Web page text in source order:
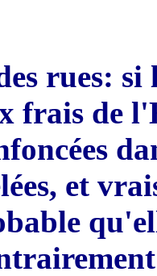
rues:
frais de
, et
able